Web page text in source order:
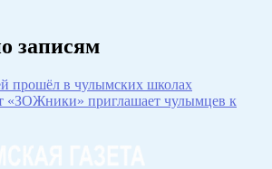
записям
прошёл в чулымских школах
«ЗОЖники» приглашает чулымцев к